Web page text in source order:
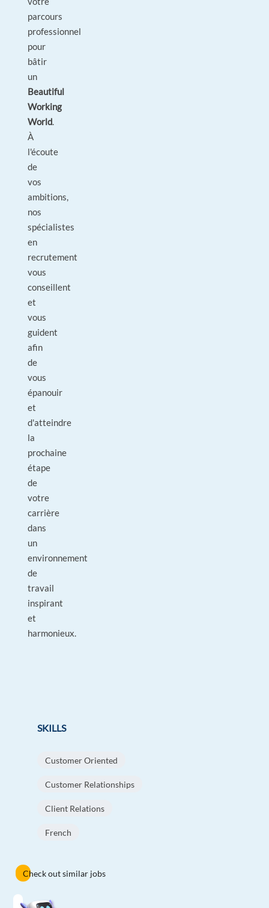
parcours
professionnel
pour
bâtir
un
Beautiful
Working
World.
À
l'écoute
de
vos
ambitions,
nos
spécialistes
en
recrutement
vous
conseillent
et
vous
guident
afin
de
vous
épanouir
et
d'atteindre
la
prochaine
étape
de
votre
carrière
dans
un
environnement
de
travail
inspirant
et
harmonieux.
SKILLS
Customer Oriented
Customer Relationships
Client Relations
French
Check out similar jobs